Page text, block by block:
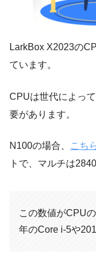
LarkBox X2023の
ています。
CPUは世代によっ
要があります。
N100の場合、 こち
トで、マルチは
この数値がCPU
年のCore i-5や